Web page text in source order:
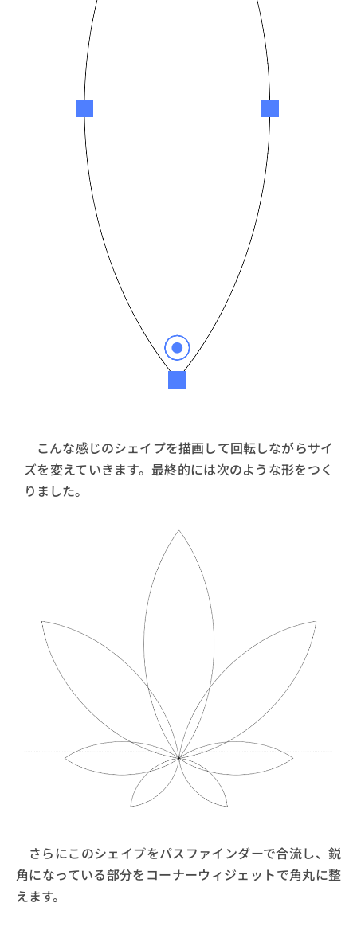
こんな感じのシェイプを描画して回転しながらサイ
ズを変えていきます。最終的には次のような形をつく
りました。
さらにこのシェイプをパスファインダーで合流し、鋭
角になっている部分をコーナーウィジェットで角丸に整
えます。